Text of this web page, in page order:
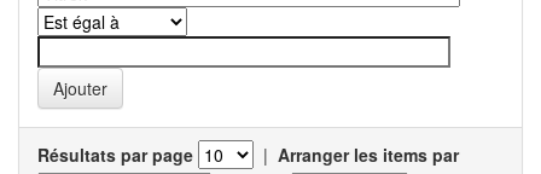
Résultats par page | Arranger les items par